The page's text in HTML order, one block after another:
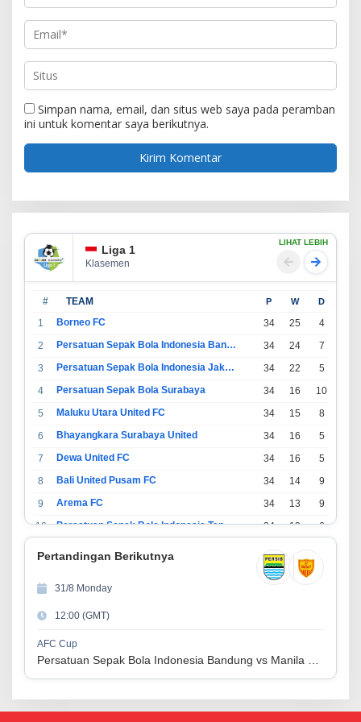
Simpan nama, email, dan situs web saya pada peramban
ini untuk komentar saya berikutnya.
Liga 1
Klasemen
LIHAT LEBIH
# TEAM P W D
1 Borneo FC 34 25 4
2
Persatuan Sepak Bola Indonesia Bandung 34 24 7
3
Persatuan Sepak Bola Indonesia Jakarta 34 22 5
4
Persatuan Sepak Bola Surabaya 34 16 10
5
Maluku Utara United FC 34 15 8
6
Bhayangkara Surabaya United 34 16 5
7
Dewa United FC 34 16 5
8
Bali United Pusam FC 34 14 9
9
Arema FC 34 13 9
10
Persatuan Sepak Bola Indonesia Tangerang 34 13 6
34 11
13
14
Madura United FC
15
Persatuan Sepakbola Makassar
16
Persis Solo 34 8 10
Semen Padang FC
Pertandingan Berikutnya
31/8 Monday
12:00 (GMT)
AFC Cup